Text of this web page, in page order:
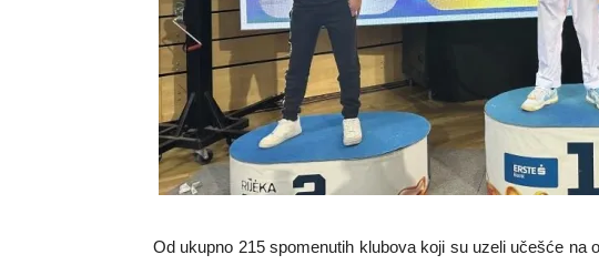
Od ukupno 215 spomenutih klubova koji su uzeli učešće na